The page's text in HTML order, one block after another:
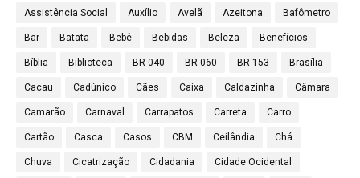
Assistência Social Auxílio Avelã Azeitona Bafômetro
Bar Batata Bebê Bebidas Beleza Benefícios
Bíblia Biblioteca BR-040 BR-060 BR-153 Brasília
Cacau Cadúnico Cães Caixa Caldazinha Câmara
Camarão Carnaval Carrapatos Carreta Carro
Cartão Casca Casos CBM Ceilândia Chá
Chuva Cicatrização Cidadania Cidade Ocidental